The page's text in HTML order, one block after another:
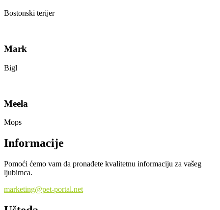
Bostonski terijer
Mark
Bigl
Meela
Mops
Informacije
Pomoći ćemo vam da pronađete kvalitetnu informaciju za vašeg
ljubimca.
marketing@pet-portal.net